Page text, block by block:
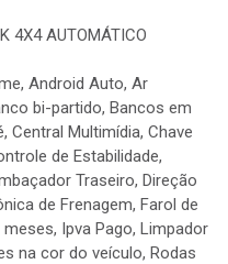
4X4 AUTOMÁTICO
Android Auto, Ar
bi-partido, Bancos em
Central Multimídia, Chave
de Estabilidade,
Traseiro, Direção
de Frenagem, Farol de
meses, Ipva Pago, Limpador
na cor do veículo, Rodas